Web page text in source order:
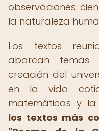
observaciones
la naturaleza
Los textos
abarcan
creación del
en la vida
matemáticas y la
los textos más